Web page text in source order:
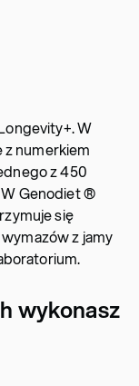
W
numerkiem
z 450
Genodiet ®
się
z jamy
wykonasz